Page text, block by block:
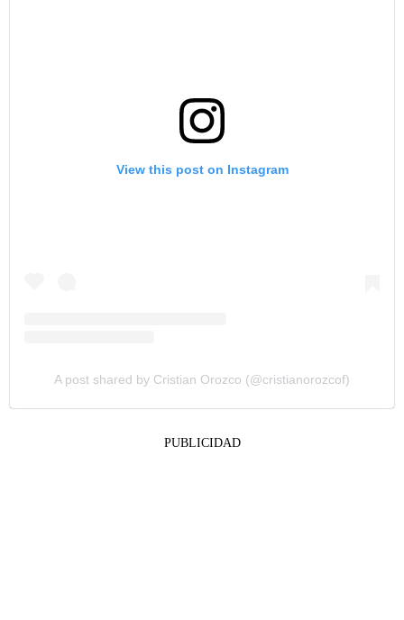
View this post on Instagram
A post shared by Cristian Orozco (@cristianorozcof)
PUBLICIDAD